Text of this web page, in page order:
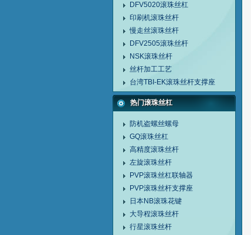
DFV5020滚珠丝杠
印刷机滚珠丝杆
慢走丝滚珠丝杆
DFV2505滚珠丝杆
NSK滚珠丝杆
丝杆加工工艺
台湾TBI-EK滚珠丝杆支撑座
热门滚珠丝杠
防机盗螺丝螺母
GQ滚珠丝杠
高精度滚珠丝杆
左旋滚珠丝杆
PVP滚珠丝杠联轴器
PVP滚珠丝杆支撑座
日本NB滚珠花键
大导程滚珠丝杆
行星滚珠丝杆